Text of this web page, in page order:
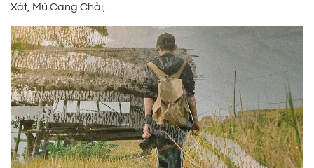
Xát, Mù Cang Chải,…